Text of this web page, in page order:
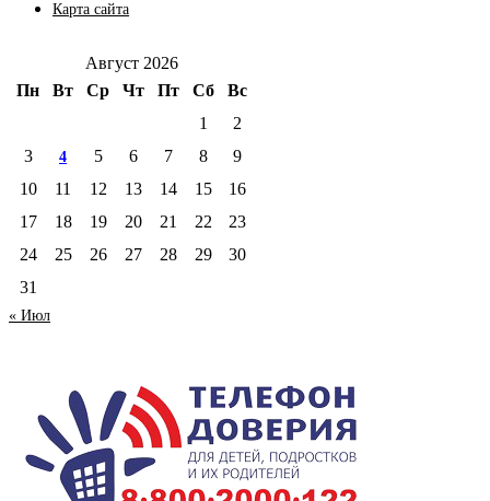
Карта сайта
Август 2026
Пн
Вт Ср Чт Пт Сб
Вс
1
2
3
4 5 6 7 8
9
10
11 12 13 14 15
16
17
18 19 20 21 22
23
24
25 26 27 28 29
30
31
« Июл